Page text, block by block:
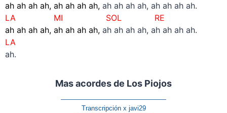
ah ah ah ah, ah ah ah ah, ah ah ah ah, ah ah ah ah.
LA MI SOL RE
ah ah ah ah, ah ah ah ah, ah ah ah ah, ah ah ah ah.
LA
ah.
Mas acordes de Los Piojos
————————————————
Transcripción x javi29